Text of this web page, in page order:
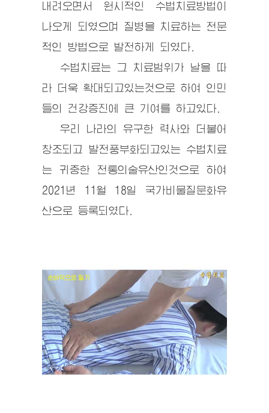
내려오면서 원시적인 수법치료방법이
나오게 되였으며 질병을 치료하는 전문
적인 방법으로 발전하게 되였다.
수법치료는 그 치료범위가 날을 따
라 더욱 확대되고있는것으로 하여 인민
들의 건강증진에 큰 기여를 하고있다.
우리 나라의 유구한 력사와 더불어
창조되고 발전풍부화되고있는 수법치료
는 귀중한 전통의술유산인것으로 하여
2021년 11월 18일 국가비물질문화유
산으로 등록되였다.